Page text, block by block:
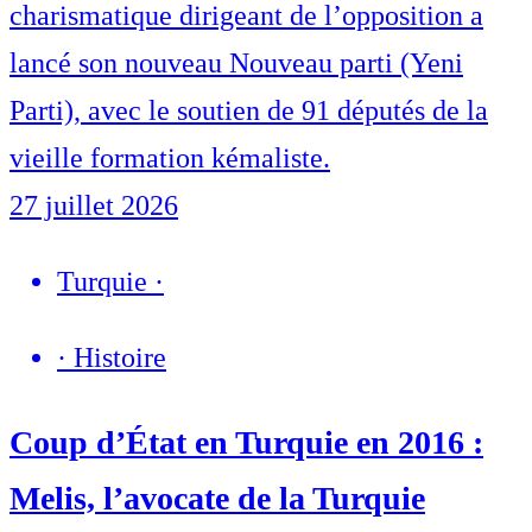
charismatique dirigeant de l’opposition a
lancé son nouveau Nouveau parti (Yeni
Parti), avec le soutien de 91 députés de la
vieille formation kémaliste.
27 juillet 2026
Turquie ·
· Histoire
Coup d’État en Turquie en 2016 :
Melis, l’avocate de la Turquie